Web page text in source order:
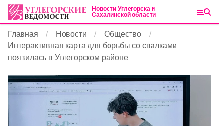
Новости Углегорска и
Сахалинской области
Главная Новости
Общество
Интерактивная карта для борьбы со свалками
появилась в Углегорском районе